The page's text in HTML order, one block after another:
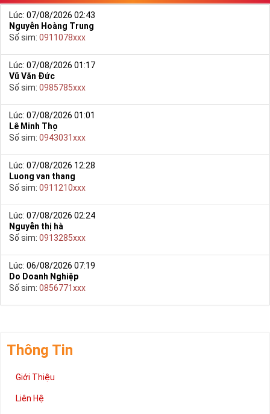
Việc này đem lại sự mệt mỏi, phiền toái, mất thời gian, có khi
không chọn được sim giảm giá mình thích như: sim năm sinh,
tứ quý, sim tam hoa, số kép….
Tiền Giang
Hướng Dẫn Mua Sim Giá Rẻ Tại
Simtiengiang.vn.
Lúc: 07/08/2026 02:43
Nguyễn Hoàng Trung
Số sim: 0911078xxx
Lúc: 07/08/2026 01:17
Vũ Văn Đức
Số sim: 0985785xxx
Lúc: 07/08/2026 01:01
Lê Minh Thọ
Số sim: 0943031xxx
Lúc: 07/08/2026 12:28
Luong van thang
Số sim: 0911210xxx
Lúc: 07/08/2026 02:24
Nguyễn thị hà
Số sim: 0913285xxx
Lúc: 06/08/2026 07:19
Do Doanh Nghiệp
Số sim: 0856771xxx
Thông Tin
Giới Thiệu
Liên Hệ